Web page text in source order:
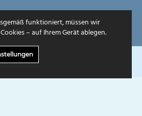
funktioniert, müssen wir
– auf Ihrem Gerät ablegen.